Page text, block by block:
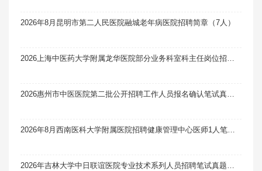
2026年8月昆明市第二人民医院融城老年病医院招聘简章（7人）